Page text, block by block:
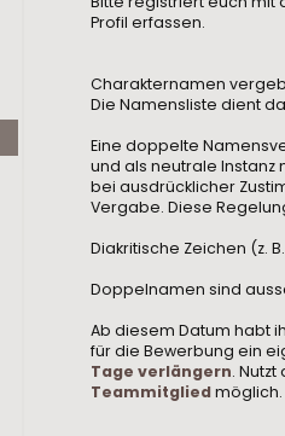
Profil erfassen.
Charakternamen
Die Namensliste dient
Eine doppelte
und als neutrale Instanz
bei ausdrücklicher
Vergabe. Diese
Diakritische Zeichen (z.
Doppelnamen sind
Ab diesem Datum habt
für die Bewerbung ein
Tage verlängern.
Teammitgliedmöglich.